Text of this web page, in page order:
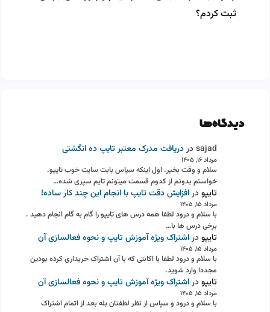
ثبت کردم؟
دیدگاه‌ها
sajadدردریافت مدرک معتبر تایپ ده انگشتی
مرداد ۱۶, ۱۴۰۵
سلام و وقت بخیر. اول اینکه سپاس بابت سایت خوب تایپو.
خواستم بدونم از کدوم قسمت میتونم تایم سپری شده…
تایپودرافزایش دقت تایپ با انجام این چند کار ساده!
مرداد ۱۵, ۱۴۰۵
با سلام و درود لطفا همه درس های تایپو را گام به گام انجام دهید .
برخی درس ها با…
تایپودراشتراک ویژه آموزش تایپ و نحوه فعالسازی آن
مرداد ۱۵, ۱۴۰۵
با سلام و درود لطفا با اکانتی که با آن اشتراک خریداری کرده بودین
مجددا وارد شوید.
تایپودراشتراک ویژه آموزش تایپ و نحوه فعالسازی آن
مرداد ۱۵, ۱۴۰۵
با سلام و درود و سپاس از نظر لطفتان بله بعد از اتمام اشتراک